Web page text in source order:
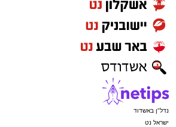
נדל"ן באשדוד
ישראל נט